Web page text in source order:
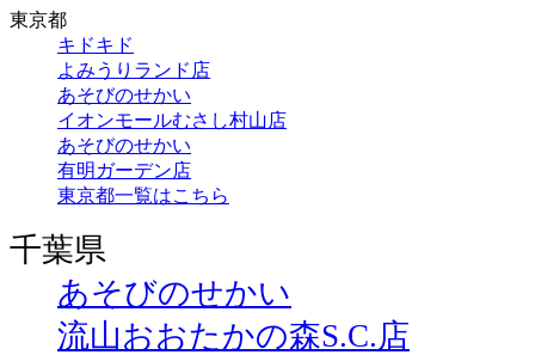
東京都
キドキド
よみうりランド店
あそびのせかい
イオンモールむさし村山店
あそびのせかい
有明ガーデン店
東京都一覧はこちら
千葉県
あそびのせかい
流山おおたかの森S.C.店